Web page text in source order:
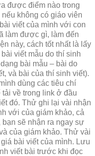
được điểm nào trong
không có giáo viên
viết của mình với con
làm được gì, làm đến
này, cách tốt nhất là lấy
viết mẫu do thí sinh
bài mẫu – bài do
và bài của thí sinh viết).
dùng các tiêu chí
về trong link ở đầu
đó. Thử ghi lại vài nhận
với của giám khảo, cả
sẽ nhận ra ngay sự
của giám khảo. Thử vài
bài viết của mình. Lưu
viết bài trước khi đọc